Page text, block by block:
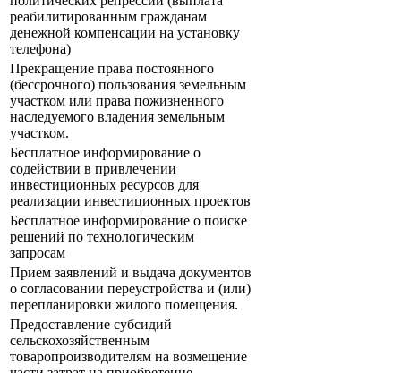
реабилитированным гражданам
денежной компенсации на установку
телефона)
Прекращение права постоянного
(бессрочного) пользования земельным
участком или права пожизненного
наследуемого владения земельным
участком.
Бесплатное информирование о
содействии в привлечении
инвестиционных ресурсов для
реализации инвестиционных проектов
Бесплатное информирование о поиске
решений по технологическим
запросам
Прием заявлений и выдача документов
о согласовании переустройства и (или)
перепланировки жилого помещения.
Предоставление субсидий
сельскохозяйственным
товаропроизводителям на возмещение